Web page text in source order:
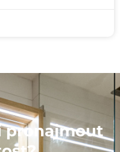
pronajmout